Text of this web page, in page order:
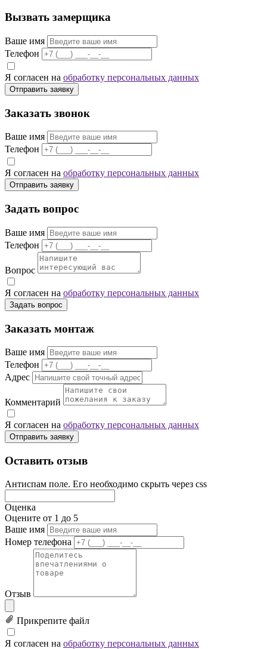
Вызвать замерщика
Ваше имя
Телефон
Я согласен на обработку персональных данных
Отправить заявку
Заказать звонок
Ваше имя
Телефон
Я согласен на обработку персональных данных
Отправить заявку
Задать вопрос
Ваше имя
Телефон
Вопрос
Я согласен на обработку персональных данных
Задать вопрос
Заказать монтаж
Ваше имя
Телефон
Адрес
Комментарий
Я согласен на обработку персональных данных
Отправить заявку
Оставить отзыв
Антиспам поле. Его необходимо скрыть через css
Оценка
Оцените от 1 до 5
Ваше имя
Номер телефона
Отзыв
Прикрепите файл
Я согласен на обработку персональных данных